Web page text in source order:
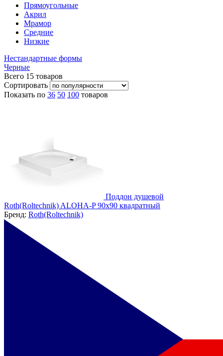
Прямоугольные
Акрил
Мрамор
Средние
Низкие
Нестандартные формы
Черные
Всего 15 товаров
Сортировать
Показать по 36 50 100 товаров
Поддон душевой
Roth(Roltechnik) ALOHA-P 90x90 квадратный
Бренд: Roth(Roltechnik)